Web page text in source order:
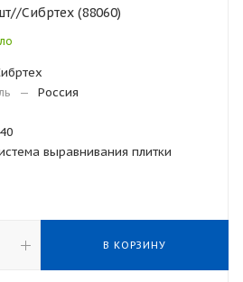
Сибртех (88060)
—
Россия
40
выравнивания плитки
В КОРЗИНУ